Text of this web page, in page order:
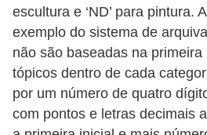
escultura e ‘ND’ para pintura.
exemplo do sistema de
não são baseadas na
tópicos dentro de cada
por um número de quatro
com pontos e letras decimais